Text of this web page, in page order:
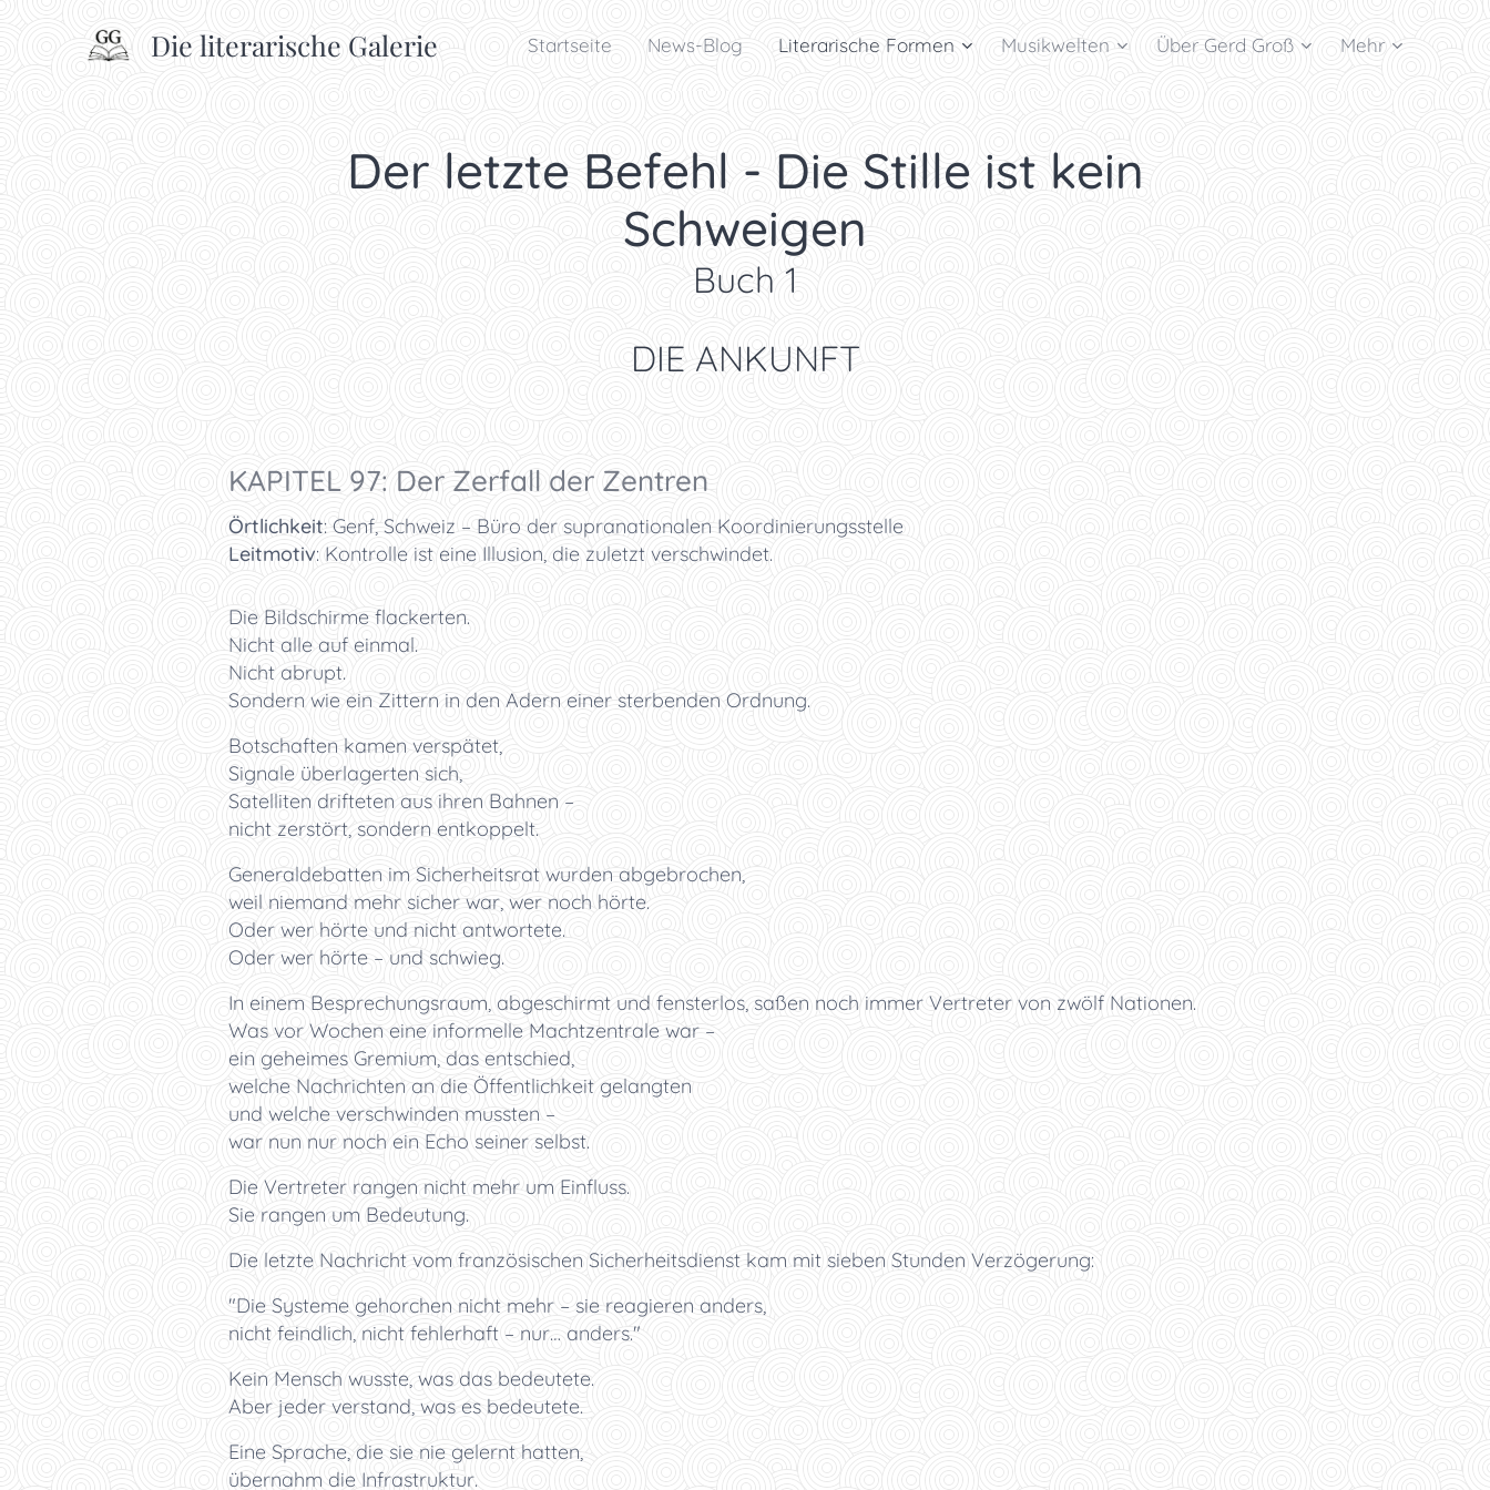
Die literarische Galerie Startseite News-Blog Literarische Formen Musikwelten Über Gerd Groß Mehr
Der letzte Befehl - Die Stille ist kein
Schweigen
Buch 1
DIE ANKUNFT
KAPITEL 97: Der Zerfall der Zentren
Örtlichkeit: Genf, Schweiz – Büro der supranationalen Koordinierungsstelle
Leitmotiv: Kontrolle ist eine Illusion, die zuletzt verschwindet.
Die Bildschirme flackerten.
Nicht alle auf einmal.
Nicht abrupt.
Sondern wie ein Zittern in den Adern einer sterbenden Ordnung.
Botschaften kamen verspätet,
Signale überlagerten sich,
Satelliten drifteten aus ihren Bahnen –
nicht zerstört, sondern entkoppelt.
Generaldebatten im Sicherheitsrat wurden abgebrochen,
weil niemand mehr sicher war, wer noch hörte.
Oder wer hörte und nicht antwortete.
Oder wer hörte – und schwieg.
In einem Besprechungsraum, abgeschirmt und fensterlos, saßen noch immer Vertreter von zwölf Nationen.
Was vor Wochen eine informelle Machtzentrale war –
ein geheimes Gremium, das entschied,
welche Nachrichten an die Öffentlichkeit gelangten
und welche verschwinden mussten –
war nun nur noch ein Echo seiner selbst.
Die Vertreter rangen nicht mehr um Einfluss.
Sie rangen um Bedeutung.
Die letzte Nachricht vom französischen Sicherheitsdienst kam mit sieben Stunden Verzögerung:
"Die Systeme gehorchen nicht mehr – sie reagieren anders,
nicht feindlich, nicht fehlerhaft – nur… anders."
Kein Mensch wusste, was das bedeutete.
Aber jeder verstand, was es bedeutete.
Eine Sprache, die sie nie gelernt hatten,
übernahm die Infrastruktur.